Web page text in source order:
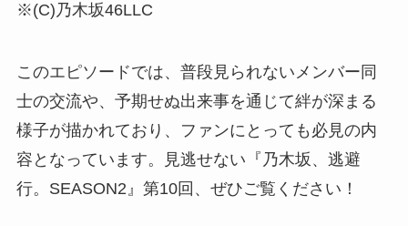
※(C)乃木坂46LLC
このエピソードでは、普段見られないメンバー同
士の交流や、予期せぬ出来事を通じて絆が深まる
様子が描かれており、ファンにとっても必見の内
容となっています。見逃せない『乃木坂、逃避
行。SEASON2』第10回、ぜひご覧ください！